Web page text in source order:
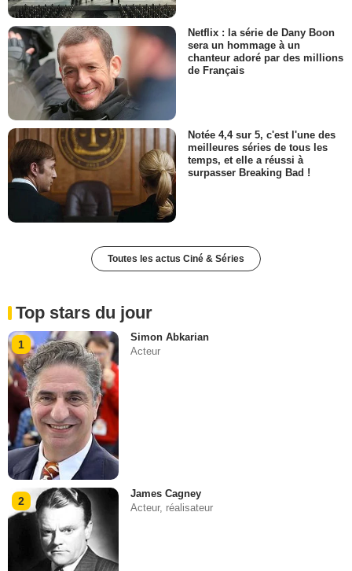
Netflix : la série de Dany Boon
sera un hommage à un
chanteur adoré par des millions
de Français
Notée 4,4 sur 5, c'est l'une des
meilleures séries de tous les
temps, et elle a réussi à
surpasser Breaking Bad !
Toutes les actus Ciné & Séries
Top stars du jour
1
Simon Abkarian
Acteur
2
James Cagney
Acteur, réalisateur